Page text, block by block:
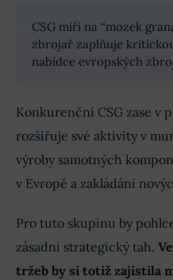
CSG míří na “mozek
zbrojař zaplňuje
nabídce evropských
Konkurenční CSG zase v
rozšiřuje své aktivity v
výroby samotných
v Evropě a zakládání
Pro tuto skupinu by
zásadní strategický tah.
tržeb by si totiž zajistila